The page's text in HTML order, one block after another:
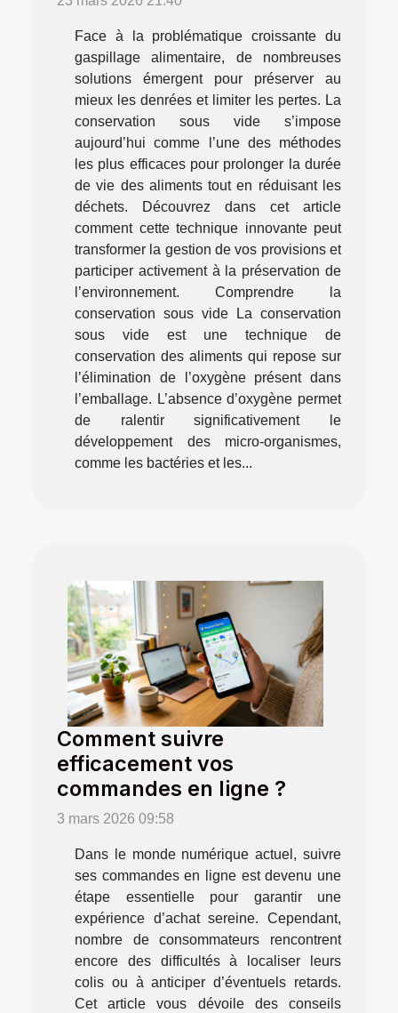
Face à la problématique croissante du
gaspillage alimentaire, de nombreuses
solutions émergent pour préserver au
mieux les denrées et limiter les pertes. La
conservation sous vide s’impose
aujourd’hui comme l’une des méthodes
les plus efficaces pour prolonger la durée
de vie des aliments tout en réduisant les
déchets. Découvrez dans cet article
comment cette technique innovante peut
transformer la gestion de vos provisions et
participer activement à la préservation de
l’environnement. Comprendre la
conservation sous vide La conservation
sous vide est une technique de
conservation des aliments qui repose sur
l’élimination de l’oxygène présent dans
l’emballage. L’absence d’oxygène permet
de ralentir significativement le
développement des micro-organismes,
comme les bactéries et les...
Comment suivre
efficacement vos
commandes en ligne ?
3 mars 2026 09:58
Dans le monde numérique actuel, suivre
ses commandes en ligne est devenu une
étape essentielle pour garantir une
expérience d’achat sereine. Cependant,
nombre de consommateurs rencontrent
encore des difficultés à localiser leurs
colis ou à anticiper d’éventuels retards.
Cet article vous dévoile des conseils